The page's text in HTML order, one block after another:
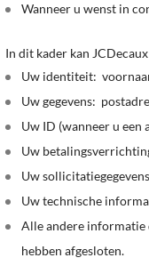
Wanneer u wenst in
In dit kader kan
Uw identiteit:
Uw gegevens:
Uw ID (wanneer u een
Uw
Uw
Uw technische
Alle andere informatie
hebben afgesloten.